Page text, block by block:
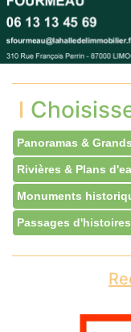
Panoramas &
Rivières & Plans
Monuments
Passages d'histoires